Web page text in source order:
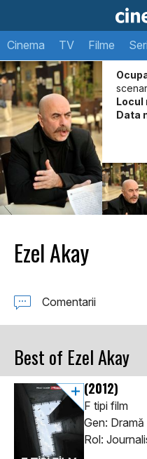
Cinema TV Filme
Locul
Data
Ezel Akay
Comentarii
Best of Ezel Akay
(2012)
F tipi film
Gen: Dramă
Rol: